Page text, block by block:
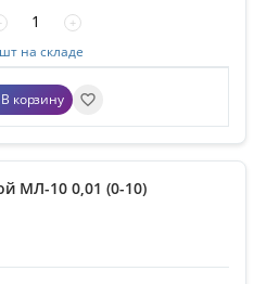
+
на складе
В корзину
МЛ-10 0,01 (0-10)